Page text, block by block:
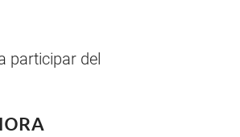
participar del